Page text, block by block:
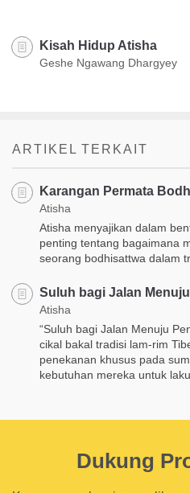
Kisah Hidup Atisha
Geshe Ngawang Dhargyey
ARTIKEL TERKAIT
Karangan Permata
Atisha
Atisha menyajikan dalam
penting tentang bagaimana
seorang bodhisattwa dalam
Suluh bagi Jalan
Atisha
“Suluh bagi Jalan Menuju
cikal bakal tradisi lam-rim
penekanan khusus pada
kebutuhan mereka untuk
Dukung